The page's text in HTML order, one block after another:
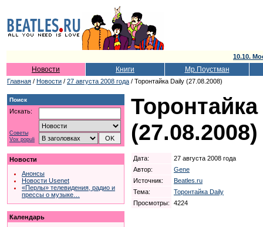
10.10.
Новости Книги Мр.Поустман
Главная / Новости / 27 августа 2008 года / Торонтайка Daily (27.08.2008)
Поиск
Искать:
Советы
Vox populi
Новости
Анонсы
Новости Usenet
«Перлы» телевидения, радио и
прессы о музыке…
Календарь
(27.08.2008)
Дата:
27 августа 2008 года
Автор:
Gene
Источник:
Beatles.ru
Тема:
Торонтайка Daily
Просмотры:
4224